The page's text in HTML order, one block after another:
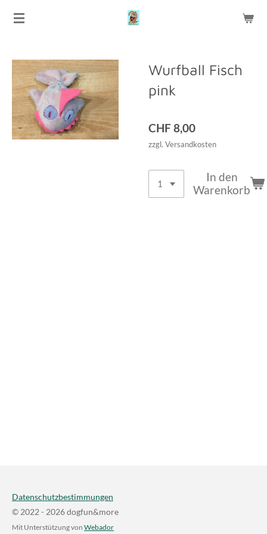
Zum
Wurfball Fisch
pink
CHF 8,00
zzgl. Versandkosten
In den
Warenkorb
Datenschutzbestimmungen
© 2022 - 2026 dogfun&more
Mit Unterstützung von Webador